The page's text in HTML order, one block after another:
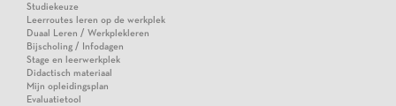
Studiekeuze
Leerroutes leren op de werkplek
Duaal Leren / Werkplekleren
Bijscholing / Infodagen
Stage en leerwerkplek
Didactisch materiaal
Mijn opleidingsplan
Evaluatietool